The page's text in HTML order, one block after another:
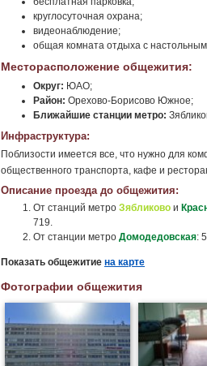
круглосуточная охрана;
видеонаблюдение;
общая комната отдыха с
Месторасположение общежития:
Округ: ЮАО;
Район: Орехово-Борисово Южное;
Ближайшие станции метро:
Инфраструктура:
Поблизости имеется все, что нужно для
общественного транспорта, кафе и
Описание проезда до общежития:
От станций метро Зябликово и
719.
От станции метро Домодедовская:
Показать общежитие на карте
Фотографии общежития